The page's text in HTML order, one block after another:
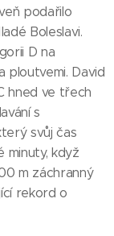
podařilo
Boleslavi.
D na
ploutvemi. David
hned ve třech
s
svůj čas
minuty, když
m záchranný
rekord o